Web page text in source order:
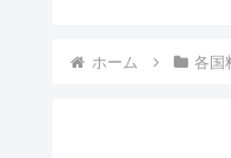
ホーム 各国